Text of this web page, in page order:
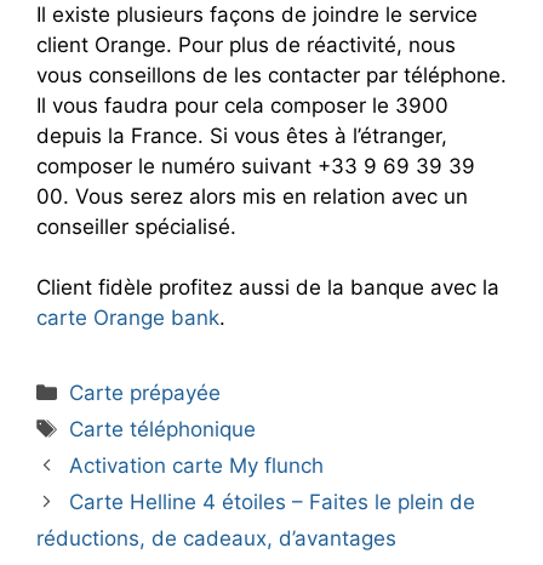
Il existe plusieurs façons de joindre le service
client Orange. Pour plus de réactivité, nous
vous conseillons de les contacter par téléphone.
Il vous faudra pour cela composer le 3900
depuis la France. Si vous êtes à l’étranger,
composer le numéro suivant +33 9 69 39 39
00. Vous serez alors mis en relation avec un
conseiller spécialisé.
Client fidèle profitez aussi de la banque avec la
carte Orange bank.
Catégories
Carte prépayée
Étiquettes
Carte téléphonique
Activation carte My flunch
Carte Helline 4 étoiles – Faites le plein de
réductions, de cadeaux, d’avantages